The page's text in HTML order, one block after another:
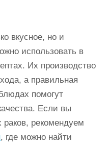
вкусное, но и
использовать в
Их производство
а правильная
помогут
Если вы
раков, рекомендуем
, где можно найти